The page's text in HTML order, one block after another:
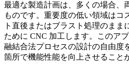
最適な製造計画は、多くの場合、
ものです。重要度の低い領域はコ
ト直後またはブラスト処理のまま
ために CNC 加工します。このア
融結合法プロセスの設計の自由度
箇所で機能性能を向上させること